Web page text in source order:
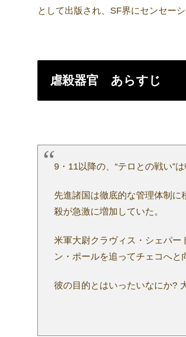
として出版され、SF界にセンセー
虐殺器官 あらすじ
9・11以降の、“テロとの戦い”
先進諸国は徹底的な管理体制
殺が急激に増加していた。
米軍大尉クラヴィス・シェパー
ン・ポールを追ってチェコへ
彼の目的とはいったいなにか?